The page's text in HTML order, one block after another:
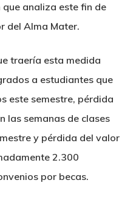
que analiza este fin de
del Alma Mater.
traería esta medida
a estudiantes que
este semestre, pérdida
las semanas de clases
y pérdida del valor
2.300
por becas.